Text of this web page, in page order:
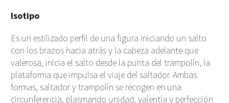
Isotipo
Es un estilizado perfil de una figura iniciando un salto
con los brazos hacia atrás y la cabeza adelante que
valerosa, inicia el salto desde la punta del trampolín, la
plataforma que impulsa el viaje del saltador. Ambas
formas, saltador y trampolín se recogen en una
circunferencia, plasmando unidad, valentía y perfección